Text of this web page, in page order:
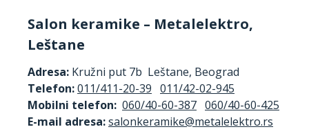
Salon keramike – Metalelektro,
Leštane
Adresa: Kružni put 7b Leštane, Beograd
Telefon:011/411-20-39 011/42-02-945
Mobilni telefon: 060/40-60-387 060/40-60-425
E-mail adresa: